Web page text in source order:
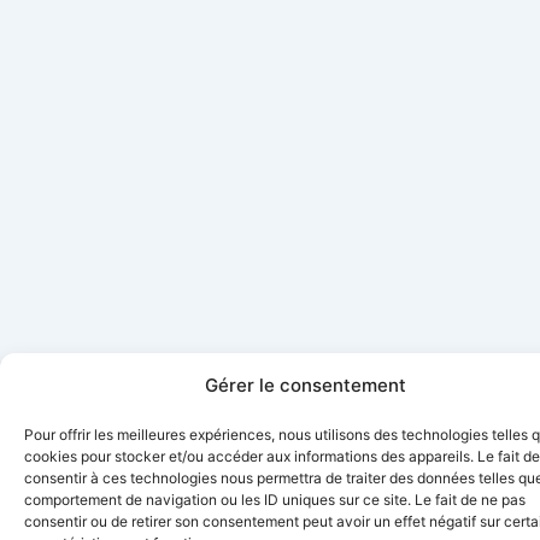
Gérer le consentement
Pour offrir les meilleures expériences, nous utilisons des technologies telles
cookies pour stocker et/ou accéder aux informations des appareils. Le fait de
consentir à ces technologies nous permettra de traiter des données telles
comportement de navigation ou les ID uniques sur ce site. Le fait de ne pas
consentir ou de retirer son consentement peut avoir un effet négatif sur